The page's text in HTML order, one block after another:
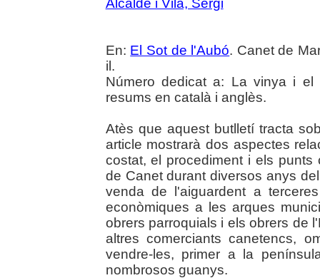
Alcalde i Vilà, Sergi
En: El Sot de l'Aubó. Canet de
il.
Número dedicat a: La vinya i
resums en català i anglès.
Atès que aquest butlletí tracta
article mostrarà dos aspectes
costat, el procediment i els
de Canet durant diversos anys
venda de l'aiguardent a
econòmiques a les arques
obrers parroquials i els obrers de
altres comerciants canetencs,
vendre-les, primer a la
nombrosos guanys.